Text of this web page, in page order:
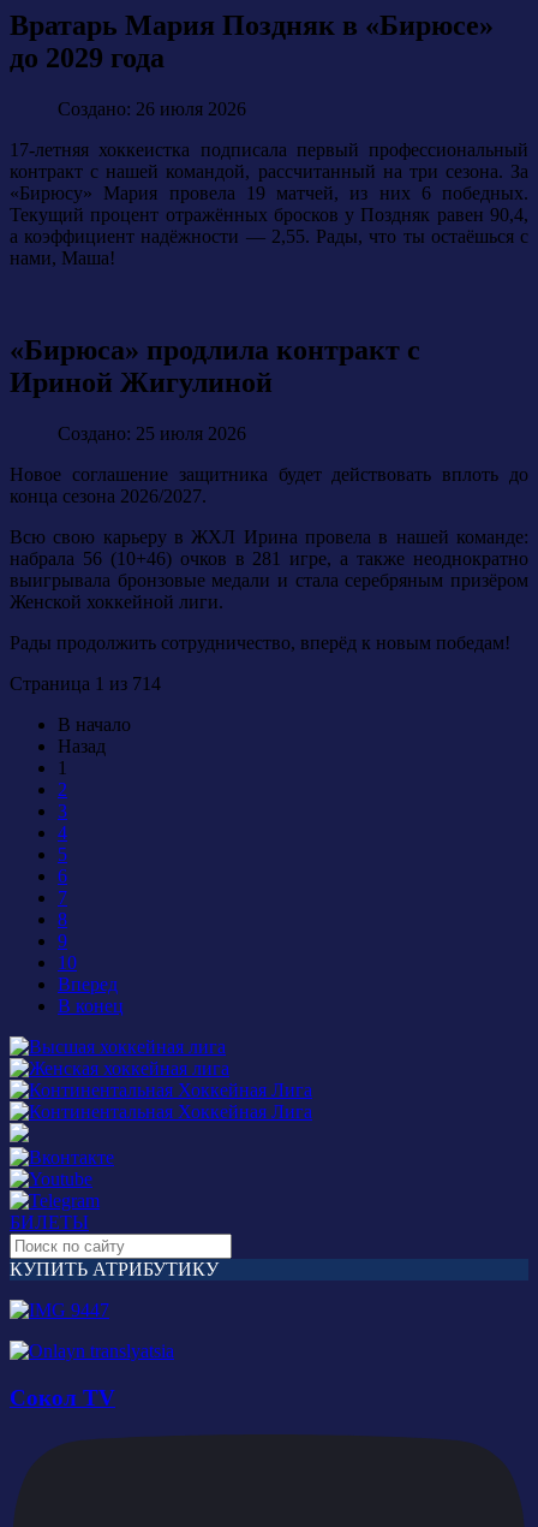
Вратарь Мария Поздняк в «Бирюсе»
до 2029 года
Создано: 26 июля 2026
17-летняя хоккеистка подписала первый профессиональный
контракт с нашей командой, рассчитанный на три сезона. За
«Бирюсу» Мария провела 19 матчей, из них 6 победных.
Текущий процент отражённых бросков у Поздняк равен 90,4,
а коэффициент надёжности — 2,55. Рады, что ты остаёшься с
нами, Маша!
«Бирюса» продлила контракт с
Ириной Жигулиной
Создано: 25 июля 2026
Новое соглашение защитника будет действовать вплоть до
конца сезона 2026/2027.
Всю свою карьеру в ЖХЛ Ирина провела в нашей команде:
набрала 56 (10+46) очков в 281 игре, а также неоднократно
выигрывала бронзовые медали и стала серебряным призёром
Женской хоккейной лиги.
Рады продолжить сотрудничество, вперёд к новым победам!
Страница 1 из 714
В начало
Назад
1
2
3
4
5
6
7
8
9
10
Вперед
В конец
БИЛЕТЫ
КУПИТЬ АТРИБУТИКУ
Сокол TV